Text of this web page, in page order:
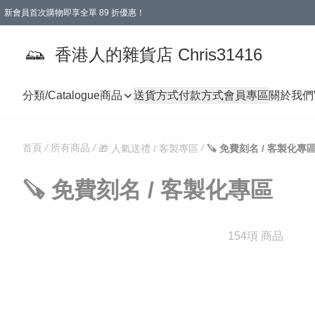
新會員首次購物即享全單 89 折優惠！
香港人的雜貨店 Chris31416
分類/Catalogue商品 送貨方式付款方式會員專區關於我們
首頁 / 所有商品 / 🎁 人氣送禮 / 客製專區 / ​🪚 免費刻名 / 客製化專
​🪚 免費刻名 / 客製化專區
154項 商品